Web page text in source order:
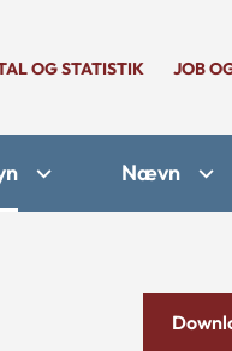
OG STATISTIK JOB
Nævn